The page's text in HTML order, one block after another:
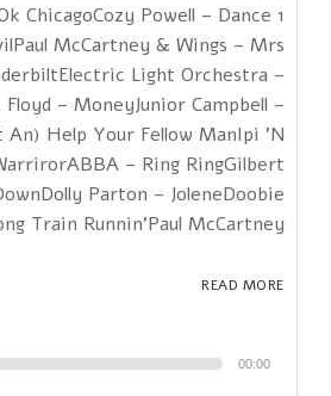
ChicagoCozy Powell – Dance
McCartney & Wings – Mrs
Light Orchestra –
– MoneyJunior Campbell –
An) Help Your Fellow ManIpi 'N
– Ring RingGilbert
Parton – JoleneDoobie
Train Runnin'Paul McCartney &…
READ MORE
00:00